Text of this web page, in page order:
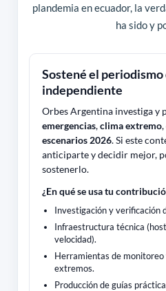
plandemia en ecuador, la
ha sido y
Sostené el
independiente
Orbes Argentina investiga y
emergencias,clima extremo,
escenarios 2026. Si este
anticiparte y decidir mejor,
sostenerlo.
¿En qué se usa tu
Investigación y verificación
Infraestructura técnica
velocidad).
Herramientas de
extremos.
Producción de guías